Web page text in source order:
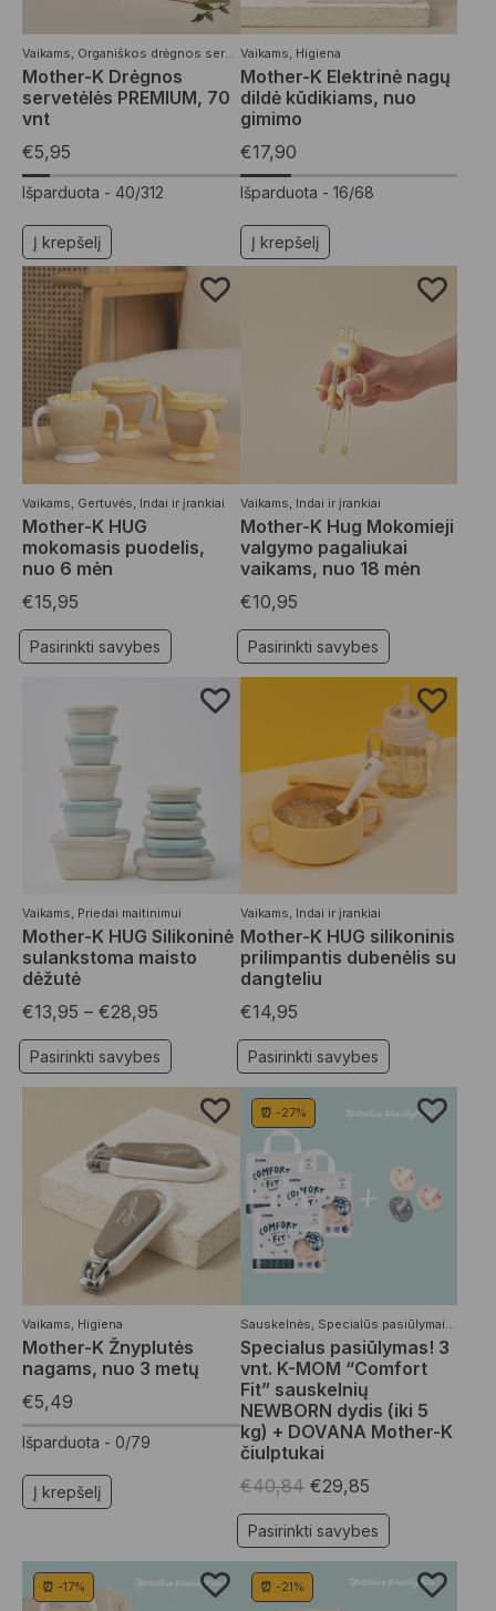
Vaikams, Organiškos drėgnos servetėlės
Mother-K Drėgnos
servetėlės PREMIUM, 70
vnt
€5,95
Išparduota - 40/312
Į krepšelį
Vaikams, Higiena
Mother-K Elektrinė nagų
dildė kūdikiams, nuo
gimimo
€17,90
Išparduota - 16/68
Į krepšelį
Vaikams Gertuvės Indai ir įrankiai
Mother-K HUG
mokomasis puodelis,
nuo 6 mėn
€15,95
Pasirinkti savybes
Vaikams Indai ir įrankiai
Mother-K Hug Mokomieji
valgymo pagaliukai
vaikams, nuo 18 mėn
€10,95
Pasirinkti savybes
Vaikams, Priedai maitinimui
Mother-K HUG Silikoninė
sulankstoma maisto
dėžutė
€13,95 – €28,95
Pasirinkti savybes
Vaikams, Indai ir įrankiai
Mother-K HUG silikoninis
prilimpantis dubenėlis su
dangteliu
€14,95
Pasirinkti savybes
Vaikams Higiena
Mother-K Žnyplutės
nagams, nuo 3 metų
€5,49
Išparduota - 0/79
Į krepšelį
⏰ -27%
Sauskelnės Specialūs pasiūlymai
Specialus pasiūlymas! 3
vnt. K-MOM “Comfort
Fit” sauskelnių
NEWBORN dydis (iki 5
kg) + DOVANA Mother-K
čiulptukai
€40,84 €29,85
Pasirinkti savybes
⏰ -17% ⏰ -21%